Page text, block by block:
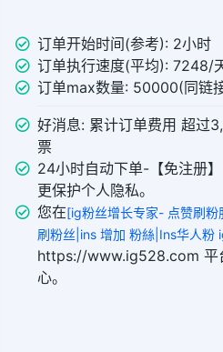
订单开始时间(参考): 2小时
订单执行速度(平均): 7248/
订单max数量: 50000(同链
好消息: 累计订单费用 超过
票
24小时自动下单-【免注册
更保护个人隐私。
您在[ig粉丝增长专家- 点赞刷
刷粉丝|ins 增加 粉絲|Ins华人粉
https://www.ig528.com 平
心。